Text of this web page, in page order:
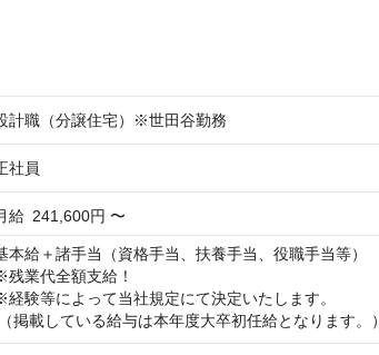
計職（分譲住宅）※世田谷勤務
社員
給 241,600円 〜
本給＋諸手当（資格手当、扶養手当、役職手当等）
残業代全額支給！
経験等によって当社規定にて決定いたします。
（掲載している給与は本年度大卒初任給となります。）